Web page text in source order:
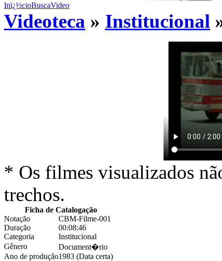
Inï¿½cioBuscaVideo
Videoteca » Institucional
* Os filmes visualizados
trechos.
Ficha de Catalogação
Notação
CBM-Filme-001
Duração
00:08:46
Categoria
Institucional
Gênero
Document�rio
Ano de produção1983 (Data certa)